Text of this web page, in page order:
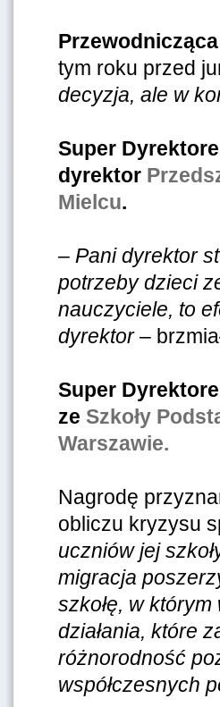
tym roku przed
decyzja, ale w
Super
dyrektor
Mielcu.
– Pani dyrektor
potrzeby dzieci
nauczyciele, to
dyrektor–
Super
ze Szkoły
Warszawie.
Nagrodę
obliczu kryzysu
uczniów jej
migracja
szkołę, w
działania, które
różnorodność
współczesnych